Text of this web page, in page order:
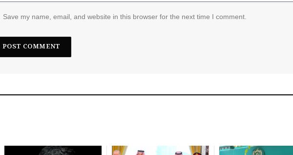
Save my name, email, and website in this browser for the next time I comment.